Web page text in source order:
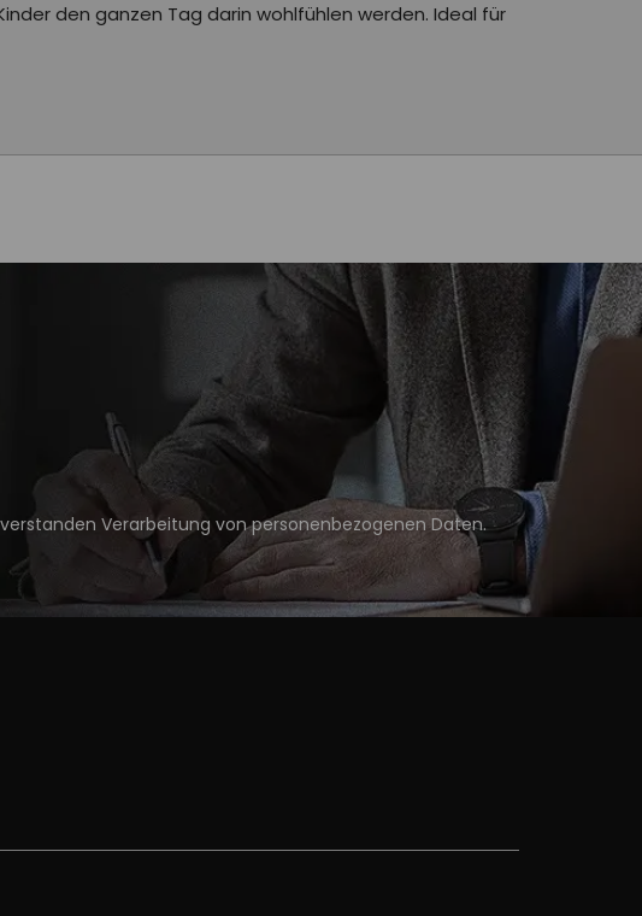
den ganzen Tag darin wohlfühlen werden. Ideal für
Verarbeitung von personenbezogenen Daten.